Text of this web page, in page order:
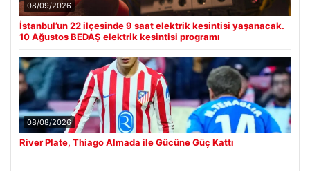
08/09/2026
İstanbul’un 22 ilçesinde 9 saat elektrik kesintisi yaşanacak.
10 Ağustos BEDAŞ elektrik kesintisi programı
08/08/2026
River Plate, Thiago Almada ile Gücüne Güç Kattı